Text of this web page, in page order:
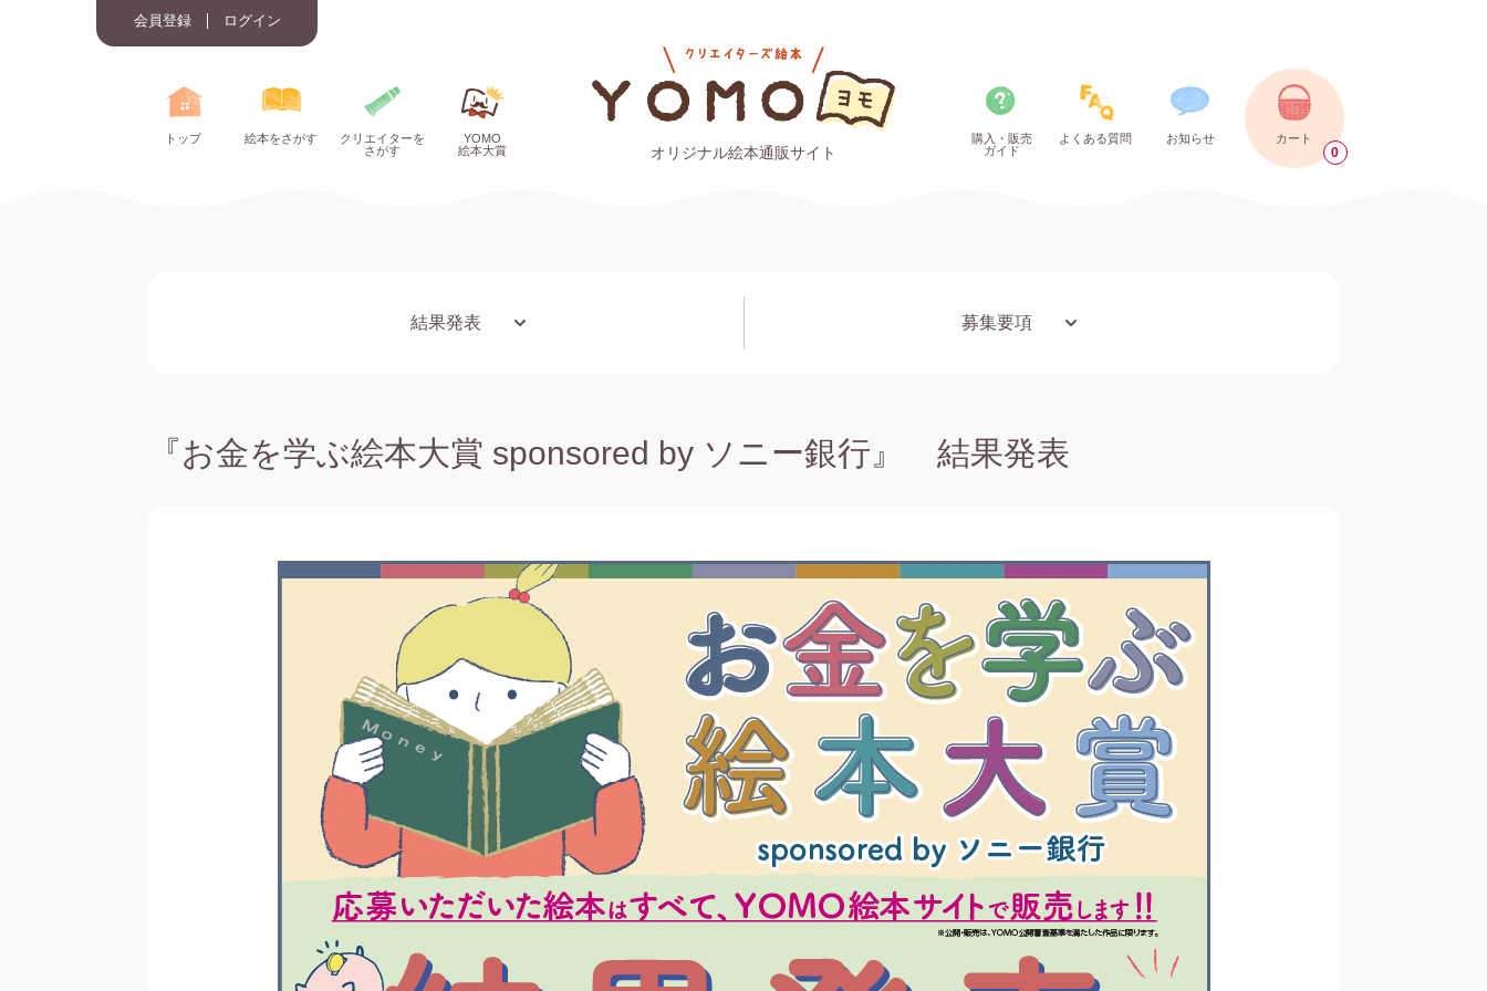
会員登録 ログイン
トップ 絵本をさがす
クリエイターを
さがす
YOMO
絵本大賞
オリジナル絵本通販サイト
購入・販売
ガイド
よくある質問 お知らせ カート
0
結果発表 募集要項
『お金を学ぶ絵本大賞 sponsored by ソニー銀行』 結果発表